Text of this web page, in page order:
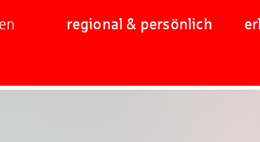
regional & persönlich